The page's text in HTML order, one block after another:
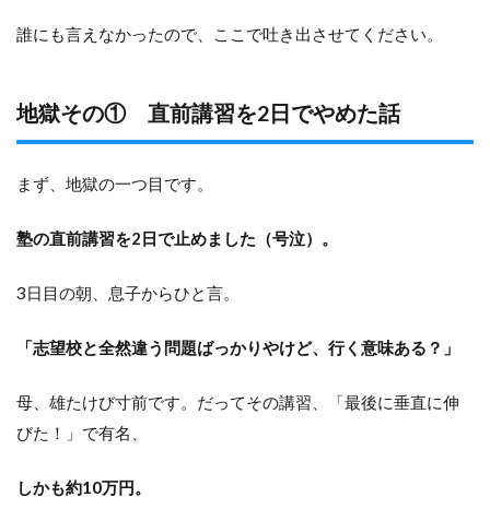
誰にも言えなかったので、ここで吐き出させてください。
地獄その① 直前講習を2日でやめた話
まず、地獄の一つ目です。
塾の直前講習を2日で止めました（号泣）。
3日目の朝、息子からひと言。
「志望校と全然違う問題ばっかりやけど、行く意味ある？」
母、雄たけび寸前です。だってその講習、「最後に垂直に伸
びた！」で有名、
しかも約10万円。